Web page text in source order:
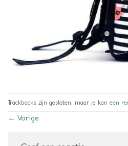
Trackbacks zijn gesloten, maar je kan een
← Vorige